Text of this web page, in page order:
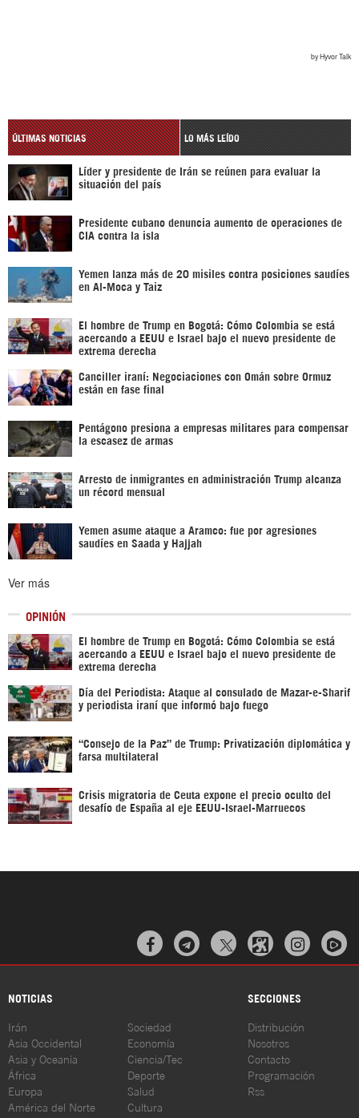
ÚLTIMAS NOTICIAS LO MÁS LEÍDO
Líder y presidente de Irán se reúnen para evaluar la
situación del país
Presidente cubano denuncia aumento de operaciones de
CIA contra la isla
Yemen lanza más de 20 misiles contra posiciones saudíes
en Al-Moca y Taiz
El hombre de Trump en Bogotá: Cómo Colombia se está
acercando a EEUU e Israel bajo el nuevo presidente de
extrema derecha
Canciller iraní: Negociaciones con Omán sobre Ormuz
están en fase final
Pentágono presiona a empresas militares para compensar
la escasez de armas
Arresto de inmigrantes en administración Trump alcanza
un récord mensual
Yemen asume ataque a Aramco: fue por agresiones
saudíes en Saada y Hajjah
Ver más
OPINIÓN
El hombre de Trump en Bogotá: Cómo Colombia se está
acercando a EEUU e Israel bajo el nuevo presidente de
extrema derecha
Día del Periodista: Ataque al consulado de Mazar-e-Sharif
y periodista iraní que informó bajo fuego
“Consejo de la Paz” de Trump: Privatización diplomática y
farsa multilateral
Crisis migratoria de Ceuta expone el precio oculto del
desafío de España al eje EEUU-Israel-Marruecos
  
NOTICIAS SECCIONES
Irán
Asia Occidental
Asia y Oceanía
África
Europa
América del Norte
Sociedad
Economía
Ciencia/Tec
Deporte
Salud
Cultura
Distribución
Nosotros
Contacto
Programación
Rss